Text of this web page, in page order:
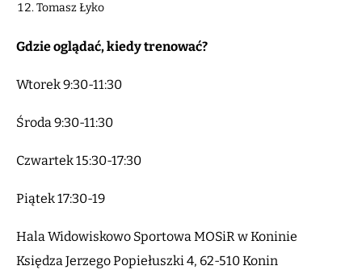
Tomasz Łyko
Gdzie oglądać, kiedy trenować?
Wtorek 9:30-11:30
Środa 9:30-11:30
Czwartek 15:30-17:30
Piątek 17:30-19
Hala Widowiskowo Sportowa MOSiR w Koninie
Księdza Jerzego Popiełuszki 4, 62-510 Konin